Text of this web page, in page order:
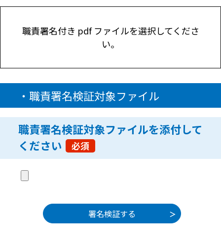
職責署名付き pdf ファイルを選択してくださ
い。
・職責署名検証対象ファイル
職責署名検証対象ファイルを添付して
ください
必須